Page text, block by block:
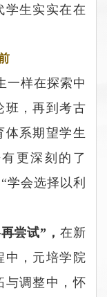
学生实实在在
一样在探索中
班，再到考古
体系期望学生
更深刻的了
学会选择以利
再尝试”， 在新
中，元培学院
与调整中，怀